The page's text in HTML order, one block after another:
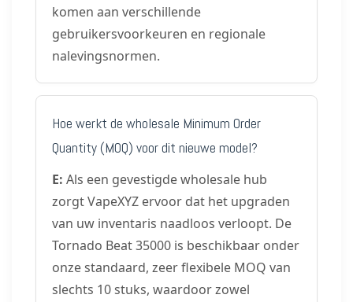
komen aan verschillende
gebruikersvoorkeuren en regionale
nalevingsnormen.
Hoe werkt de wholesale Minimum Order
Quantity (MOQ) voor dit nieuwe model?
E: Als een gevestigde wholesale hub
zorgt VapeXYZ ervoor dat het upgraden
van uw inventaris naadloos verloopt. De
Tornado Beat 35000 is beschikbaar onder
onze standaard, zeer flexibele MOQ van
slechts 10 stuks, waardoor zowel